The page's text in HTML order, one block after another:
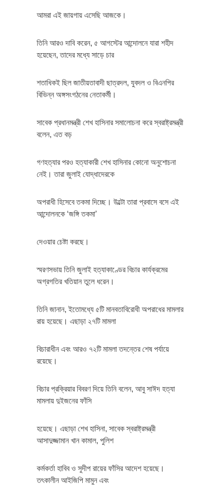
আমরা এই জায়গায় এসেছি আজকে।
তিনি আরও দাবি করেন, ৫ আগস্টের আন্দোলনে যারা শহীদ
হয়েছেন, তাদের মধ্যে সাড়ে চার
শতাধিকই ছিল জাতীয়তাবাদী ছাত্রদল, যুবদল ও বিএনপির
বিভিন্ন অঙ্গসংগঠনের নেতাকর্মী।
সাবেক প্রধানমন্ত্রী শেখ হাসিনার সমালোচনা করে স্বরাষ্ট্রমন্ত্রী
বলেন, এত বড়
গণহত্যার পরও হত্যাকারী শেখ হাসিনার কোনো অনুশোচনা
নেই। তারা জুলাই যোদ্ধাদেরকে
অপরাধী হিসেবে তকমা দিচ্ছে। উল্টো তারা প্রবাসে বসে এই
আন্দোলনকে ‘জঙ্গি তকমা’
দেওয়ার চেষ্টা করছে।
স্মরণসভায় তিনি জুলাই হত্যাকাণ্ডের বিচার কার্যক্রমের
অগ্রগতির খতিয়ান তুলে ধরেন।
তিনি জানান, ইতোমধ্যে ৫টি মানবতাবিরোধী অপরাধের মামলার
রায় হয়েছে। এছাড়া ২৭টি মামলা
বিচারাধীন এবং আরও ৭২টি মামলা তদন্তের শেষ পর্যায়ে
রয়েছে।
বিচার প্রক্রিয়ার বিবরণ দিয়ে তিনি বলেন, আবু সাঈদ হত্যা
মামলায় দুইজনের ফাঁসি
হয়েছে। এছাড়া শেখ হাসিনা, সাবেক স্বরাষ্ট্রমন্ত্রী
আসাদুজ্জামান খান কামাল, পুলিশ
কর্মকর্তা হাবিব ও সুদীপ রায়ের ফাঁসির আদেশ হয়েছে।
তৎকালীন আইজিপি মামুন এবং